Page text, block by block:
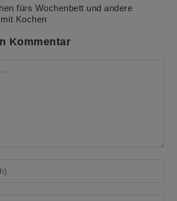
fürs Wochenbett und andere
Kochen
Kommentar